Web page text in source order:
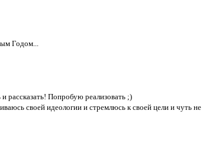
Годом...
рассказать! Попробую реализовать ;)
своей идеологии и стремлюсь к своей цели и чуть не